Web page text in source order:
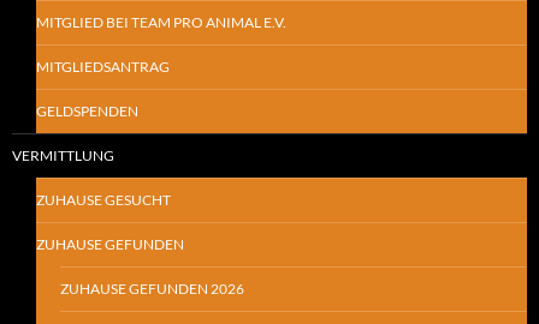
MITGLIED BEI TEAM PRO ANIMAL E.V.
MITGLIEDSANTRAG
GELDSPENDEN
VERMITTLUNG
ZUHAUSE GESUCHT
ZUHAUSE GEFUNDEN
ZUHAUSE GEFUNDEN 2026